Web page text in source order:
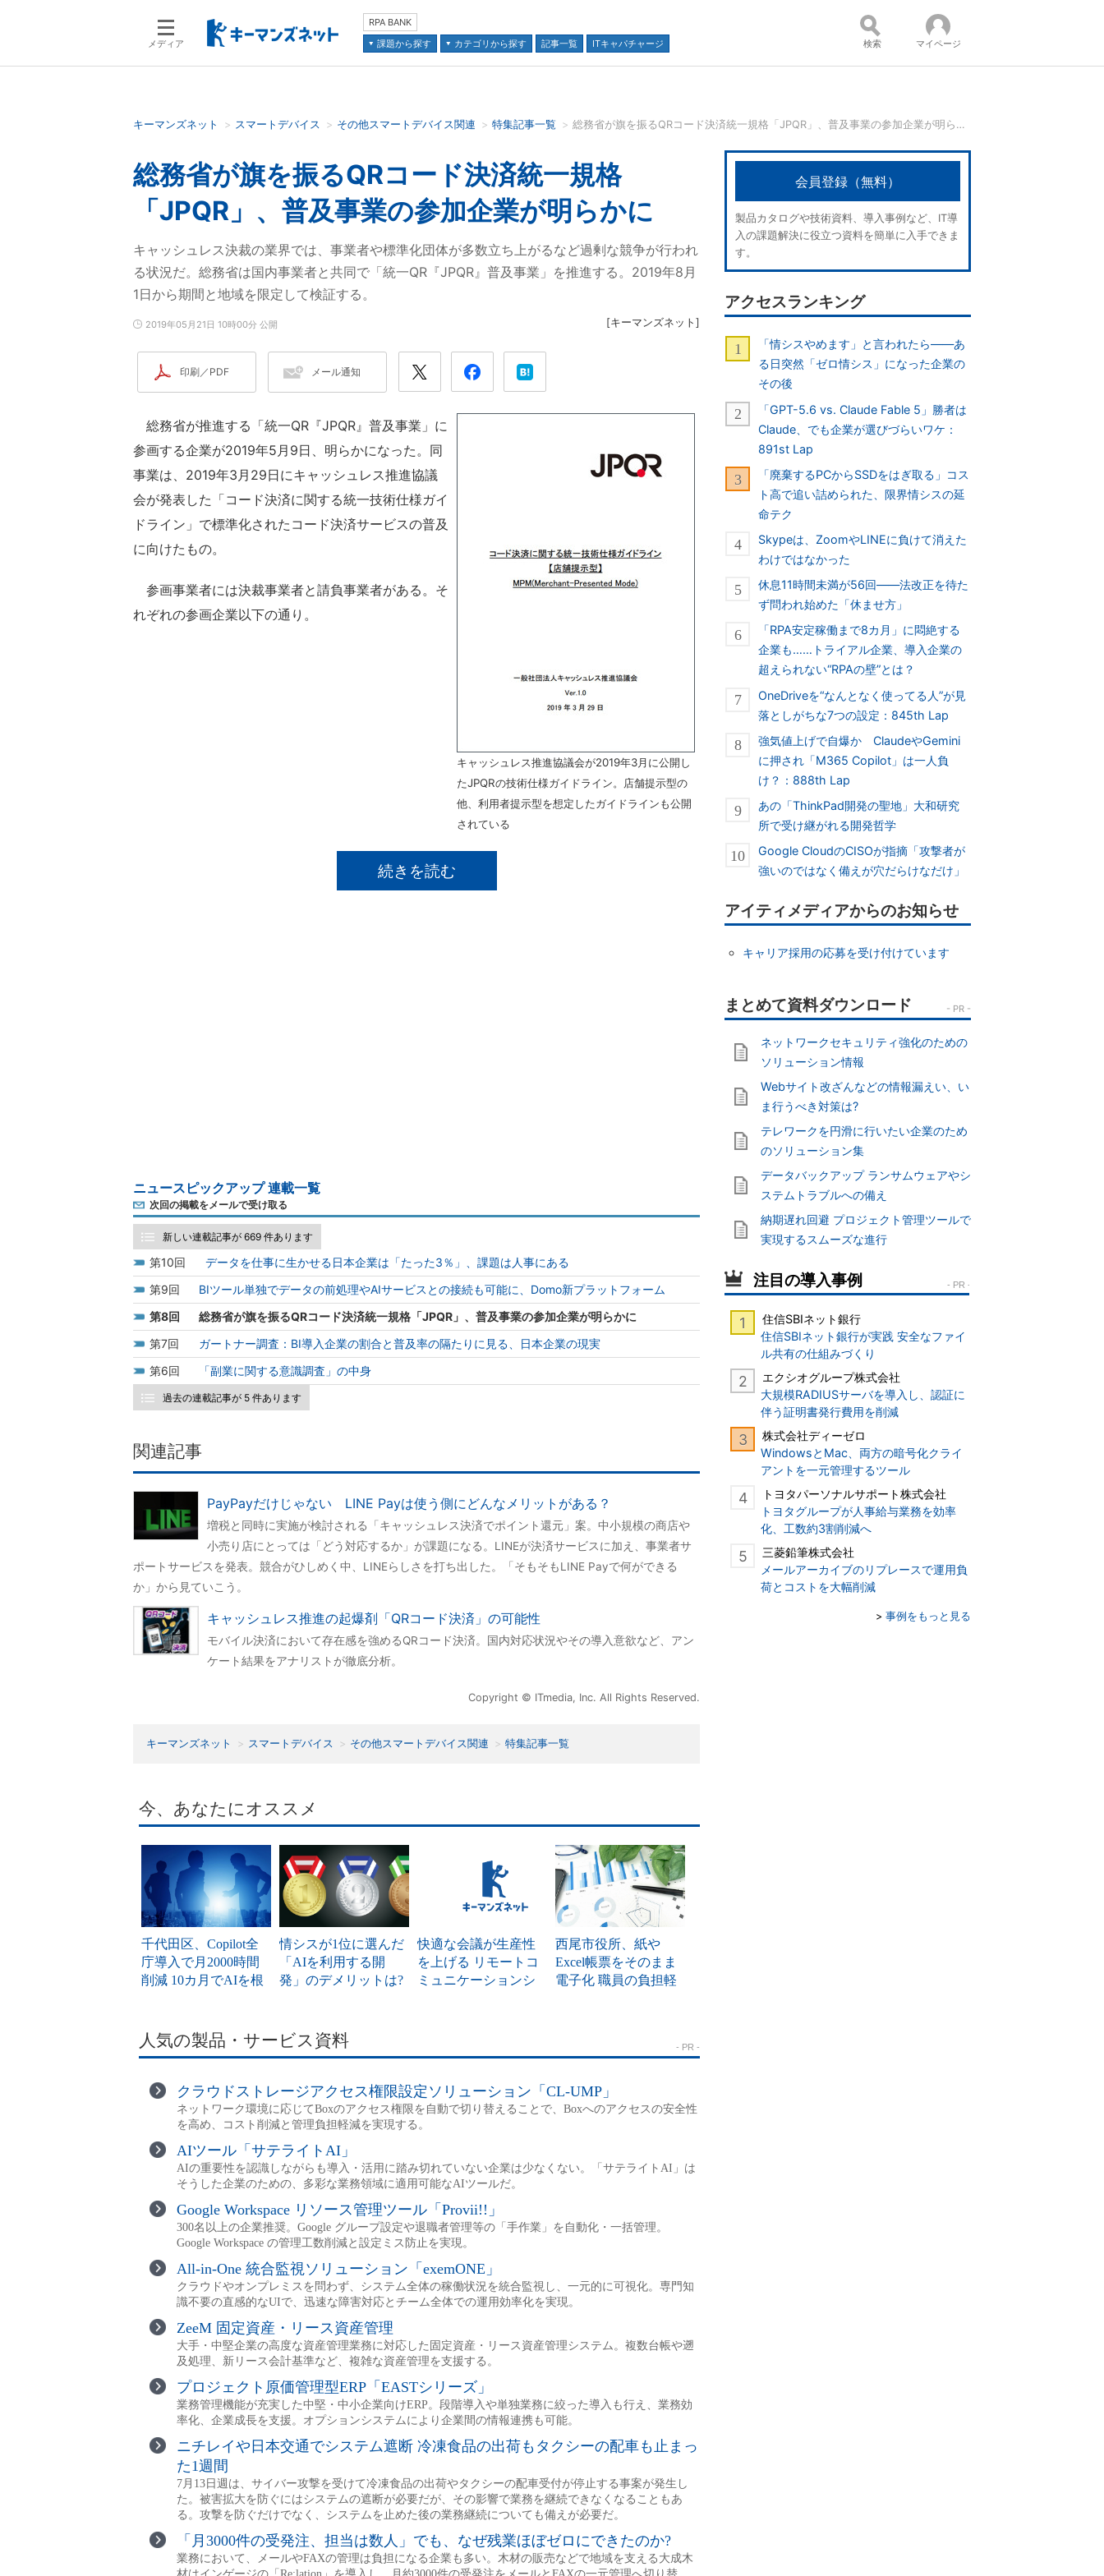
メディア
RPA BANK
課題から探す
カテゴリから探す 記事一覧 ITキャパチャージ
検索語を入力してください コンテンツ：
並び順：
検索 マイページ
キーマンズネット スマートデバイス その他スマートデバイス関連 特集記事一覧 総務省が旗を振るQRコード決済統一規格「JPQR」、普及事業の参加企業が明らかに
総務省が旗を振るQRコード決済統一規格
「JPQR」、普及事業の参加企業が明らかに
キャッシュレス決裁の業界では、事業者や標準化団体が多数立ち上がるなど過剰な競争が行われ
る状況だ。総務省は国内事業者と共同で「統一QR『JPQR』普及事業」を推進する。2019年8月
1日から期間と地域を限定して検証する。
2019年05月21日 10時00分 公開 [キーマンズネット ]
印刷／PDF メール通知
キャッシュレス推進協議会が2019年3月に公開し
たJPQRの技術仕様ガイドライン。店舗提示型の
他、利用者提示型を想定したガイドラインも公開
されている
総務省が推進する「統一QR『JPQR』普及事業」に
参画する企業が2019年5月9日、明らかになった。同
事業は、2019年3月29日にキャッシュレス推進協議
会が発表した「コード決済に関する統一技術仕様ガイ
ドライン」で標準化されたコード決済サービスの普及
に向けたもの。
参画事業者には決裁事業者と請負事業者がある。そ
れぞれの参画企業以下の通り。
続きを読む
ニュースピックアップ 連載一覧
次回の掲載をメールで受け取る
新しい連載記事が 669 件あります
10
データを仕事に生かせる日本企業は「たった3％」、課題は人事にある
9
BIツール単独でデータの前処理やAIサービスとの接続も可能に、Domo新プラットフォーム
8
総務省が旗を振るQRコード決済統一規格「JPQR」、普及事業の参加企業が明らかに
7
ガートナー調査：BI導入企業の割合と普及率の隔たりに見る、日本企業の現実
6
「副業に関する意識調査」の中身
過去の連載記事が 5 件あります
関連記事
PayPayだけじゃない LINE Payは使う側にどんなメリットがある？
増税と同時に実施が検討される「キャッシュレス決済でポイント還元」案。中小規模の商店や
小売り店にとっては「どう対応するか」が課題になる。LINEが決済サービスに加え、事業者サ
ポートサービスを発表。競合がひしめく中、LINEらしさを打ち出した。「そもそもLINE Payで何ができる
か」から見ていこう。
キャッシュレス推進の起爆剤「QRコード決済」の可能性
モバイル決済において存在感を強めるQRコード決済。国内対応状況やその導入意欲など、アン
ケート結果をアナリストが徹底分析。
Copyright © ITmedia, Inc. All Rights Reserved.
キーマンズネット スマートデバイス その他スマートデバイス関連 特集記事一覧
会員登録（無料）
製品カタログや技術資料、導入事例など、IT導
入の課題解決に役立つ資料を簡単に入手できま
す。
アクセスランキング
「情シスやめます」と言われたら――あ
る日突然「ゼロ情シス」になった企業の
その後
「GPT-5.6 vs. Claude Fable 5」勝者は
Claude、でも企業が選びづらいワケ：
891st Lap
「廃棄するPCからSSDをはぎ取る」コス
ト高で追い詰められた、限界情シスの延
命テク
Skypeは、ZoomやLINEに負けて消えた
わけではなかった
休息11時間未満が56回――法改正を待た
ず問われ始めた「休ませ方」
「RPA安定稼働まで8カ月」に悶絶する
企業も……トライアル企業、導入企業の
超えられない“RPAの壁”とは？
OneDriveを“なんとなく使ってる人”が見
落としがちな7つの設定：845th Lap
強気値上げで自爆か ClaudeやGemini
に押され「M365 Copilot」は一人負
け？：888th Lap
あの「ThinkPad開発の聖地」大和研究
所で受け継がれる開発哲学
Google CloudのCISOが指摘「攻撃者が
強いのではなく備えが穴だらけなだけ」
アイティメディアからのお知らせ
キャリア採用の応募を受け付けています
ネットワークセキュリティ強化のための
ソリューション情報
Webサイト改ざんなどの情報漏えい、い
ま行うべき対策は?
テレワークを円滑に行いたい企業のため
のソリューション集
データバックアップ ランサムウェアやシ
ステムトラブルへの備え
納期遅れ回避 プロジェクト管理ツールで
実現するスムーズな進行